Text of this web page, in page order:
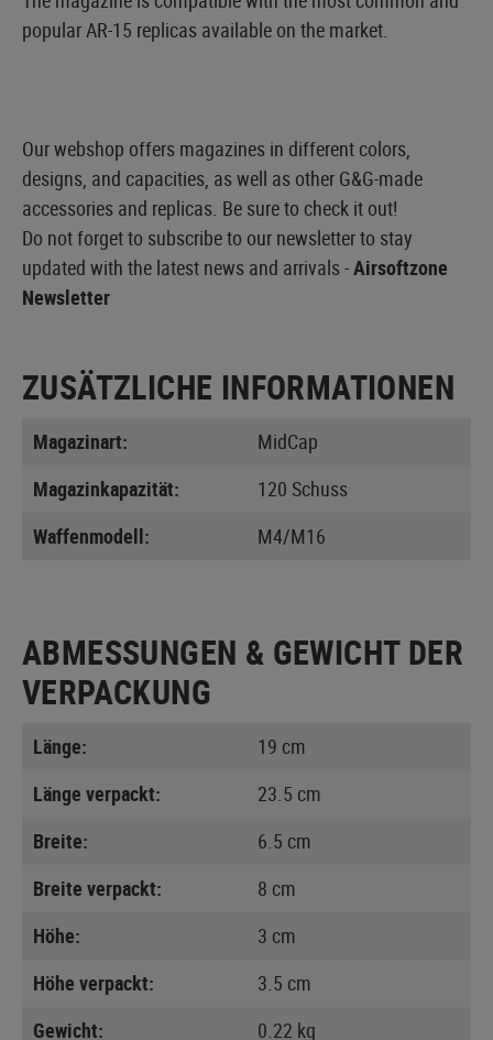
popular AR-15 replicas available on the market.
Our webshop offers magazines in different colors,
designs, and capacities, as well as other G&G-made
accessories and replicas. Be sure to check it out!
Do not forget to subscribe to our newsletter to stay
updated with the latest news and arrivals -Airsoftzone
Newsletter
ZUSÄTZLICHE INFORMATIONEN
Magazinart:
MidCap
Magazinkapazität:
120 Schuss
Waffenmodell:
M4/M16
ABMESSUNGEN & GEWICHT DER
VERPACKUNG
Länge:
19 cm
Länge verpackt:
23.5 cm
Breite:
6.5 cm
Breite verpackt:
8 cm
Höhe:
3 cm
Höhe verpackt:
3.5 cm
Gewicht:
0.22 kg